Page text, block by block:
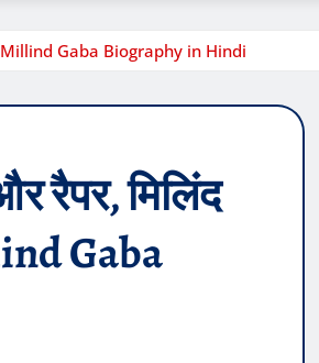
Millind Gaba Biography in Hindi
रैपर, मिलिंद
Gaba